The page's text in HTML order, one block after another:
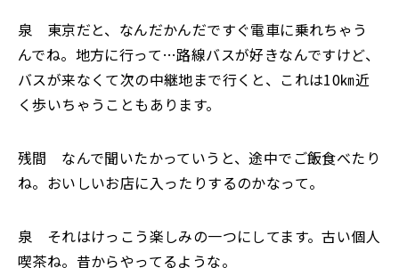
泉 東京だと、なんだかんだですぐ電車に乗れちゃう
んでね。地方に行って…路線バスが好きなんですけど、
バスが来なくて次の中継地まで行くと、これは10㎞近
く歩いちゃうこともあります。
残間 なんで聞いたかっていうと、途中でご飯食べたり
ね。おいしいお店に入ったりするのかなって。
泉 それはけっこう楽しみの一つにしてます。古い個人
喫茶ね。昔からやってるような。